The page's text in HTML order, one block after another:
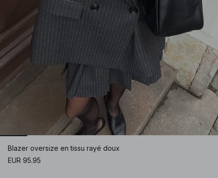
Blazer oversize en tissu rayé doux
EUR 95.95